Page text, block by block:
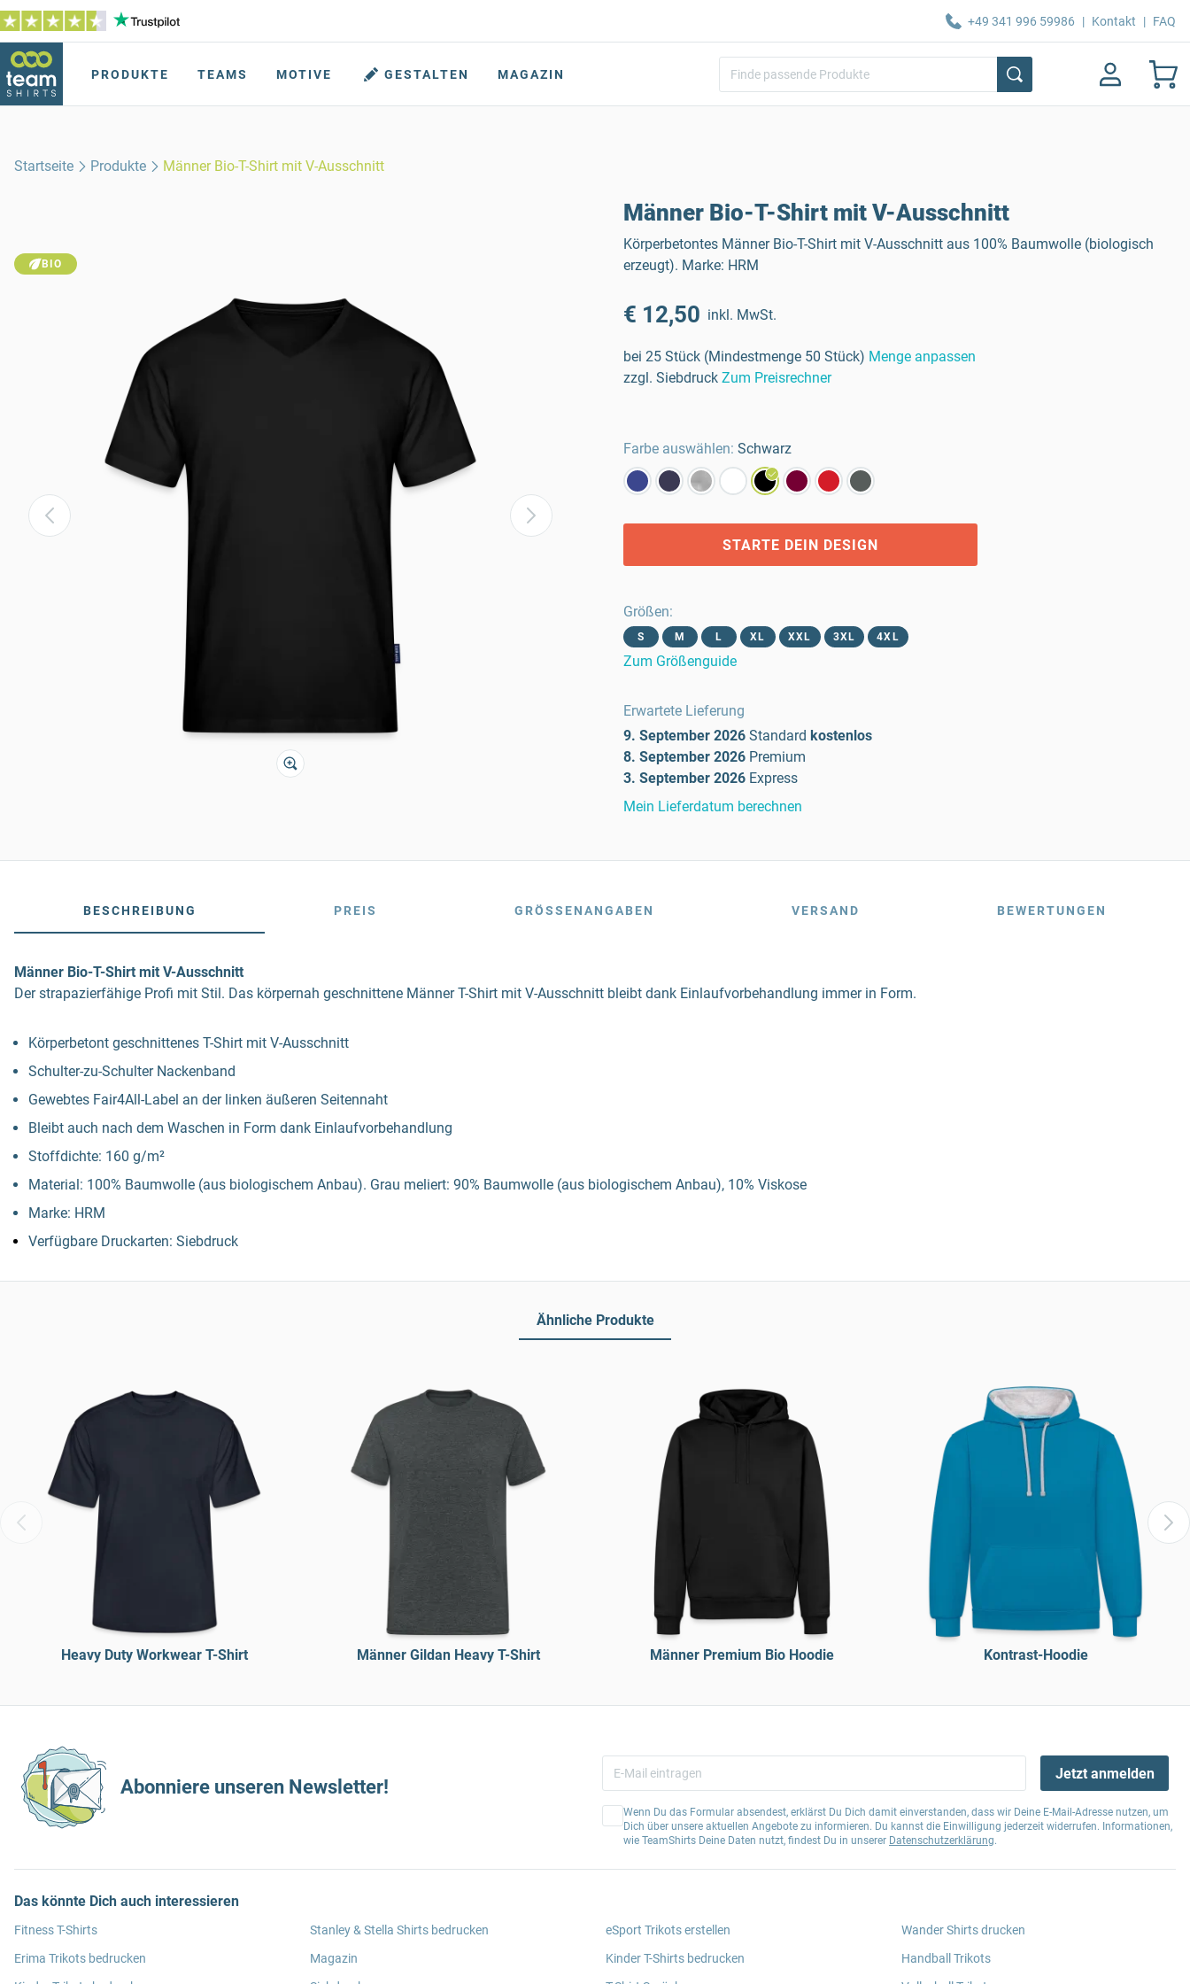
+49 341 996 59986 | Kontakt | FAQ
PRODUKTE TEAMS MOTIVE GESTALTEN MAGAZIN
Startseite Produkte Männer Bio-T-Shirt mit V-Ausschnitt
BIO
Männer Bio-T-Shirt mit V-Ausschnitt
Körperbetontes Männer Bio-T-Shirt mit V-Ausschnitt aus 100% Baumwolle (biologisch
erzeugt). Marke: HRM
€ 12,50 inkl. MwSt.
bei 25 Stück (Mindestmenge 50 Stück) Menge anpassen
zzgl. Siebdruck Zum Preisrechner
Farbe auswählen: Schwarz
STARTE DEIN DESIGN
Größen:
S M L XL XXL 3XL 4XL
Zum Größenguide
Erwartete Lieferung
9. September 2026 Standard kostenlos
8. September 2026 Premium
3. September 2026 Express
Mein Lieferdatum berechnen
BESCHREIBUNG PREIS GRÖSSENANGABEN VERSAND BEWERTUNGEN
Männer Bio-T-Shirt mit V-Ausschnitt
Der strapazierfähige Profi mit Stil. Das körpernah geschnittene Männer T-Shirt mit V-Ausschnitt bleibt dank Einlaufvorbehandlung immer in Form.
Körperbetont geschnittenes T-Shirt mit V-Ausschnitt
Schulter-zu-Schulter Nackenband
Gewebtes Fair4All-Label an der linken äußeren Seitennaht
Bleibt auch nach dem Waschen in Form dank Einlaufvorbehandlung
Stoffdichte: 160 g/m²
Material: 100% Baumwolle (aus biologischem Anbau). Grau meliert: 90% Baumwolle (aus biologischem Anbau), 10% Viskose
Marke: HRM
Verfügbare Druckarten: Siebdruck
Ähnliche Produkte
Heavy Duty Workwear T-Shirt Männer Gildan Heavy T-Shirt Männer Premium Bio Hoodie Kontrast-Hoodie
Abonniere unseren Newsletter!
Jetzt anmelden
Wenn Du das Formular absendest, erklärst Du Dich damit einverstanden, dass wir Deine E-Mail-Adresse nutzen, um
Dich über unsere aktuellen Angebote zu informieren. Du kannst die Einwilligung jederzeit widerrufen. Informationen,
wie TeamShirts Deine Daten nutzt, findest Du in unserer Datenschutzerklärung.
Das könnte Dich auch interessieren
Fitness T-Shirts
Erima Trikots bedrucken
Stanley & Stella Shirts bedrucken
Magazin
eSport Trikots erstellen
Kinder T-Shirts bedrucken
Wander Shirts drucken
Handball Trikots